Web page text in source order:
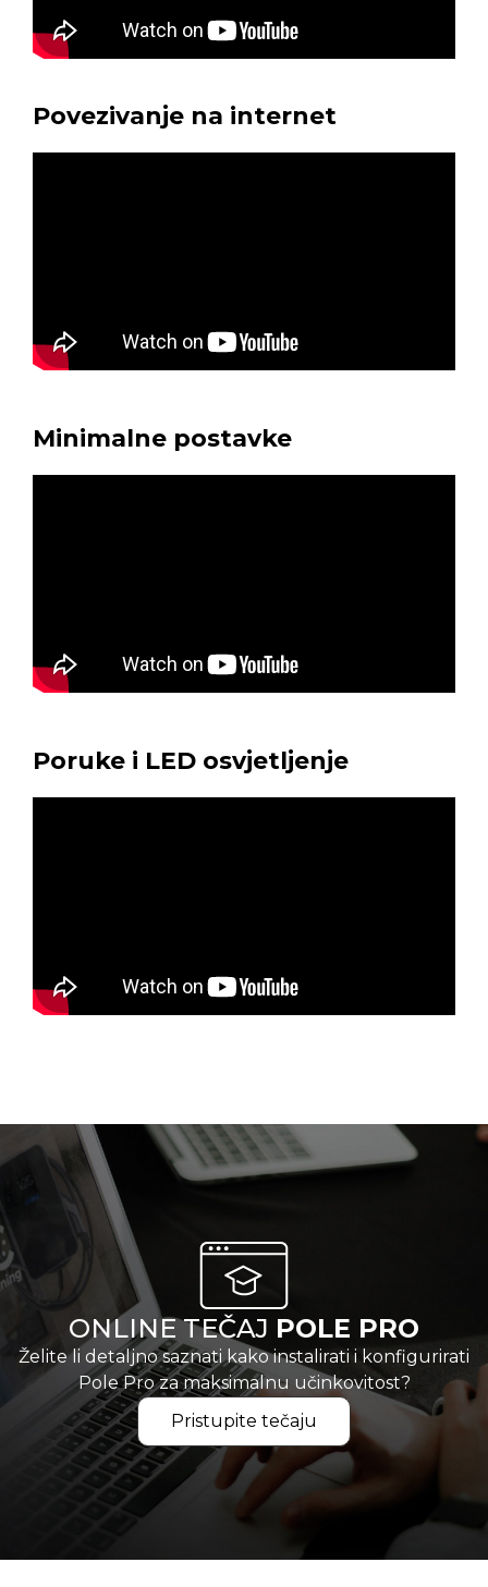
Povezivanje na internet
Minimalne postavke
Poruke i LED osvjetljenje
ONLINE TEČAJ POLE PRO
Želite li detaljno saznati kako instalirati i konfigurirati
Pole Pro za maksimalnu učinkovitost?
Pristupite tečaju